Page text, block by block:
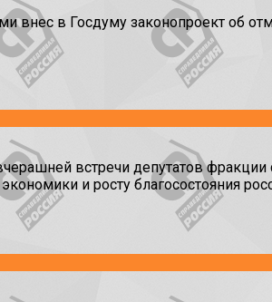
внес в Госдуму законопроект об
встречи депутатов фракции
и росту благосостояния